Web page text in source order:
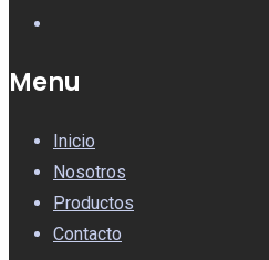
Menu
Inicio
Nosotros
Productos
Contacto